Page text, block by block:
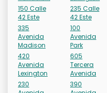
150 Calle
42 Este
335
Avenida
Madison
420
Avenida
Lexington
230
235 Calle
42 Este
100
Avenida
Park
605
Tercera
Avenida
390